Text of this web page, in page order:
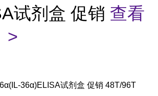
试剂盒 促销 查看
>
36α)ELISA试剂盒 促销 48T/96T